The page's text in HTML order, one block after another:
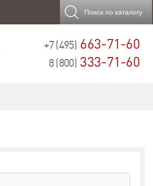
Поиск по каталогу
+7 (495) 663-71-60
8 (800) 333-71-60